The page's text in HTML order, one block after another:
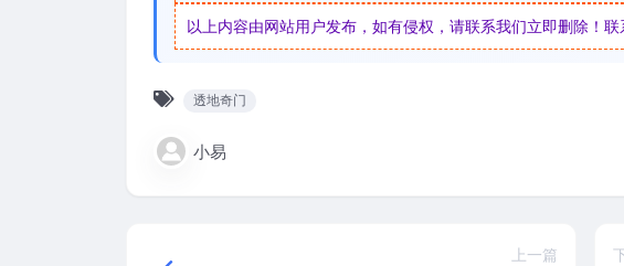
以上内容由网站用户发布，如有侵权，请联系我们立即删除！
透地奇门
小易
上一篇